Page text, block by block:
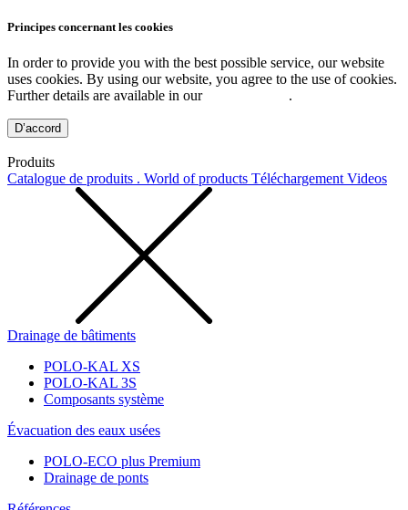
Principes concernant les cookies
In order to provide you with the best possible service, our website
uses cookies. By using our website, you agree to the use of cookies.
Further details are available in our
.
D’accord
Produits
Catalogue de produits . World of products Téléchargement Videos
Drainage de bâtiments
POLO-KAL XS
POLO-KAL 3S
Composants système
Évacuation des eaux usées
POLO-ECO plus Premium
Drainage de ponts